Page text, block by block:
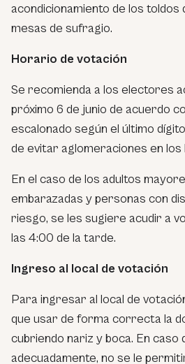
acondicionamiento de los toldos
mesas de sufragio.
Horario de votación
Se recomienda a los electores
próximo 6 de junio de acuerdo
escalonado según el último
de evitar aglomeraciones en los
En el caso de los adultos
embarazadas y personas con
riesgo, se les sugiere acudir a
las 4:00 de la tarde.
Ingreso al local de votación
Para ingresar al local de
que usar de forma correcta la
cubriendo nariz y boca. En caso
adecuadamente, no se le